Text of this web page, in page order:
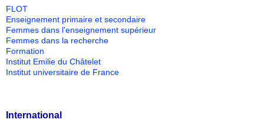
FLOT
Enseignement primaire et secondaire
Femmes dans l'enseignement supérieur
Femmes dans la recherche
Formation
Institut Emilie du Châtelet
Institut universitaire de France
International